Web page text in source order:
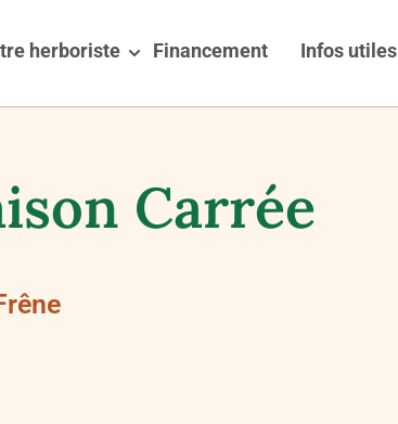
herboriste Financement Infos utiles
Carrée